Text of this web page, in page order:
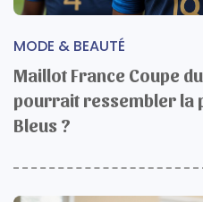
MODE & BEAUTÉ
Maillot France Coupe
pourrait ressembler la
Bleus ?